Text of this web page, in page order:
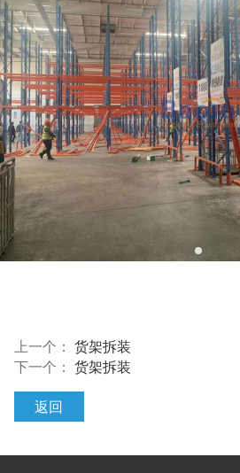
上一个： 货架拆装
下一个： 货架拆装
返回